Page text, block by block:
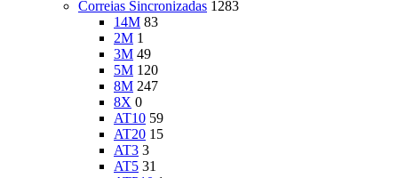
Correias Sincronizadas 1283
14M 83
2M 1
3M 49
5M 120
8M 247
8X 0
AT10 59
AT20 15
AT3 3
AT5 31